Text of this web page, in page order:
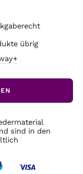
übrig
sind in den